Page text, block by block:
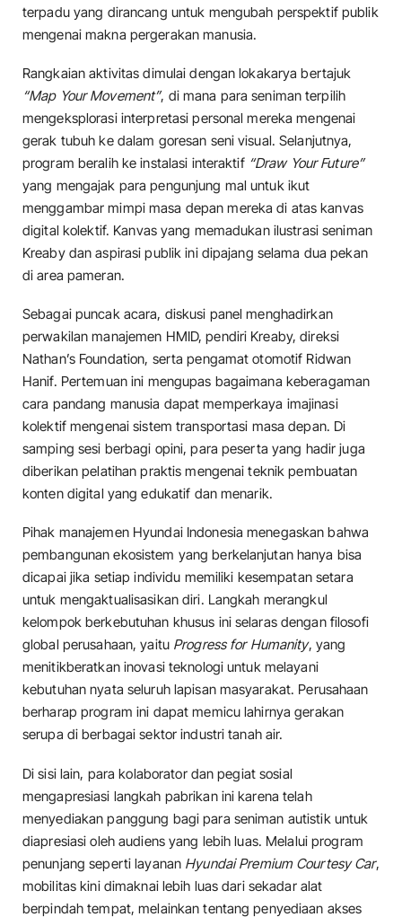
terpadu yang dirancang untuk mengubah perspektif publik
mengenai makna pergerakan manusia.
​Rangkaian aktivitas dimulai dengan lokakarya bertajuk
“Map Your Movement”, di mana para seniman terpilih
mengeksplorasi interpretasi personal mereka mengenai
gerak tubuh ke dalam goresan seni visual. Selanjutnya,
program beralih ke instalasi interaktif “Draw Your Future”
yang mengajak para pengunjung mal untuk ikut
menggambar mimpi masa depan mereka di atas kanvas
digital kolektif. Kanvas yang memadukan ilustrasi seniman
Kreaby dan aspirasi publik ini dipajang selama dua pekan
di area pameran.
​Sebagai puncak acara, diskusi panel menghadirkan
perwakilan manajemen HMID, pendiri Kreaby, direksi
Nathan’s Foundation, serta pengamat otomotif Ridwan
Hanif. Pertemuan ini mengupas bagaimana keberagaman
cara pandang manusia dapat memperkaya imajinasi
kolektif mengenai sistem transportasi masa depan. Di
samping sesi berbagi opini, para peserta yang hadir juga
diberikan pelatihan praktis mengenai teknik pembuatan
konten digital yang edukatif dan menarik.
​Pihak manajemen Hyundai Indonesia menegaskan bahwa
pembangunan ekosistem yang berkelanjutan hanya bisa
dicapai jika setiap individu memiliki kesempatan setara
untuk mengaktualisasikan diri. Langkah merangkul
kelompok berkebutuhan khusus ini selaras dengan filosofi
global perusahaan, yaitu Progress for Humanity, yang
menitikberatkan inovasi teknologi untuk melayani
kebutuhan nyata seluruh lapisan masyarakat. Perusahaan
berharap program ini dapat memicu lahirnya gerakan
serupa di berbagai sektor industri tanah air.
​Di sisi lain, para kolaborator dan pegiat sosial
mengapresiasi langkah pabrikan ini karena telah
menyediakan panggung bagi para seniman autistik untuk
diapresiasi oleh audiens yang lebih luas. Melalui program
penunjang seperti layanan Hyundai Premium Courtesy Car,
mobilitas kini dimaknai lebih luas dari sekadar alat
berpindah tempat, melainkan tentang penyediaan akses